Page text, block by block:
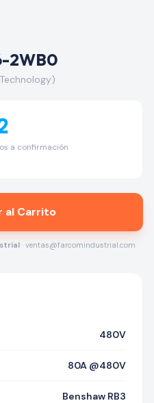
2WB0
a confirmación
al Carrito
· ventas@farcomindustrial.com
480V
80A @480V
Benshaw RB3